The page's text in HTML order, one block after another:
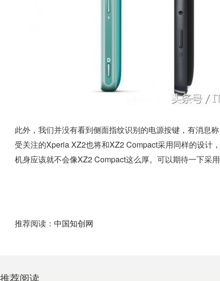
此外，我们并没有看到侧面指纹识别的电源按键，有消息
受关注的Xperia XZ2也将和XZ2 Compact采用同样的设计
机身应该就不会像XZ2 Compact这么厚。可以期待一下采
推荐阅读： 中国知创网
推荐阅读